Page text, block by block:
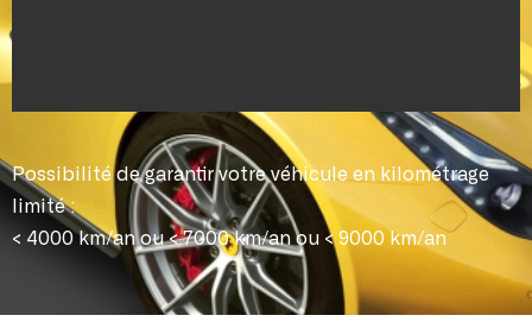
Possibilité de garantir votre véhicule en kilométrage
limité :
< 4000 km/an ou < 7000 km/an ou < 9000 km/an